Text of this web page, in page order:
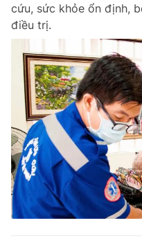
cứu, sức khỏe ổn định,
điều trị.